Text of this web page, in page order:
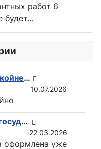
работ 6
будет…
В Горловке будет поспокойней: ВС РФ возвели флаги на всех ключевых точках при освобождении Константиновки
10.07.2026
В ДНР можно провести государственную регистрацию прав на недвижимость в электронном виде
22.03.2026
оформлена уже